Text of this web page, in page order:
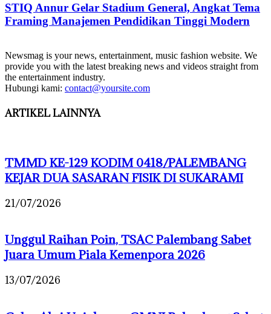
STIQ Annur Gelar Stadium General, Angkat Tema
Framing Manajemen Pendidikan Tinggi Modern
Newsmag is your news, entertainment, music fashion website. We
provide you with the latest breaking news and videos straight from
the entertainment industry.
Hubungi kami: contact@yoursite.com
ARTIKEL LAINNYA
TMMD KE-129 KODIM 0418/PALEMBANG
KEJAR DUA SASARAN FISIK DI SUKARAMI
21/07/2026
Unggul Raihan Poin, TSAC Palembang Sabet
Juara Umum Piala Kemenpora 2026
13/07/2026